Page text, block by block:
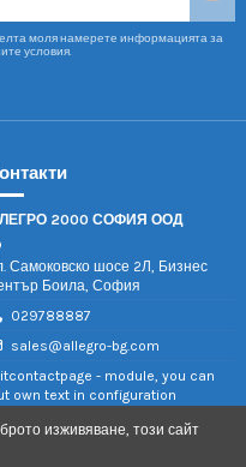
моля намерете информацията за
условия.
2000 СОФИЯ ООД
Самоковско шосе 2Л, Бизнес
Боила, София
029788887
sales@allegro-bg.com
- module, you can
own text in configuration
изживяване, този сайт